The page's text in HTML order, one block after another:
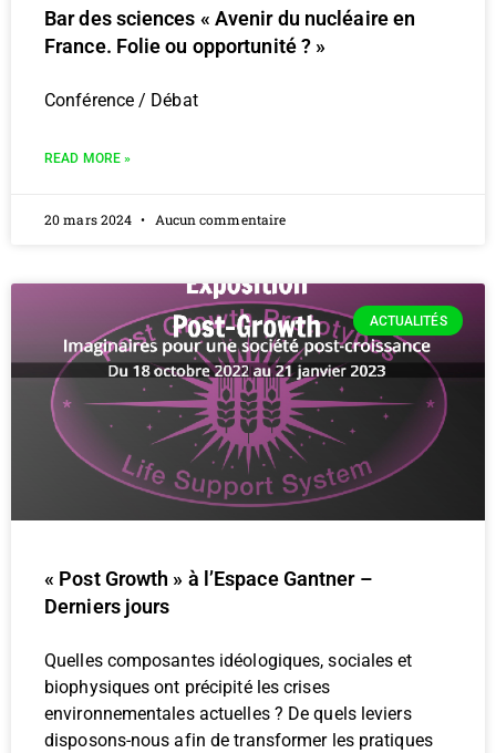
Bar des sciences « Avenir du nucléaire en
France. Folie ou opportunité ? »
Conférence / Débat
READ MORE »
20 mars 2024 Aucun commentaire
ACTUALITÉS
« Post Growth » à l’Espace Gantner –
Derniers jours
Quelles composantes idéologiques, sociales et
biophysiques ont précipité les crises
environnementales actuelles ? De quels leviers
disposons-nous afin de transformer les pratiques